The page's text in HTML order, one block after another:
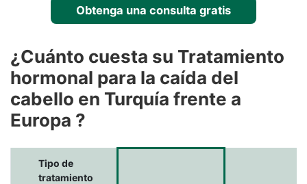
Obtenga una consulta gratis
¿Cuánto cuesta su Tratamiento
hormonal para la caída del
cabello en Turquía frente a
Europa ?
Tipo de
tratamiento